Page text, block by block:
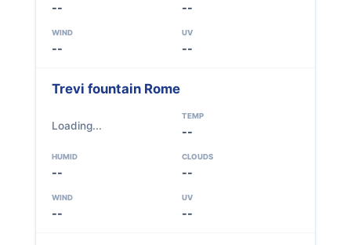
-- --
WIND
--
UV
--
Trevi fountain Rome
Loading...
TEMP
--
HUMID
--
CLOUDS
--
WIND
--
UV
--